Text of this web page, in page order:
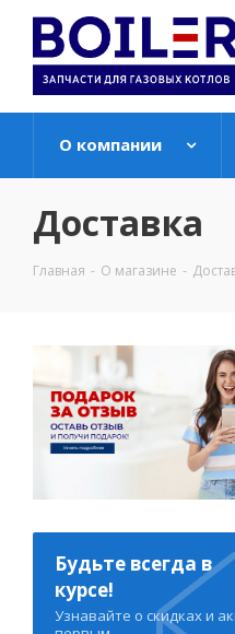
О компании
Доставка
Главная - О магазине -
Будьте всегда в
курсе!
Узнавайте о скидках и